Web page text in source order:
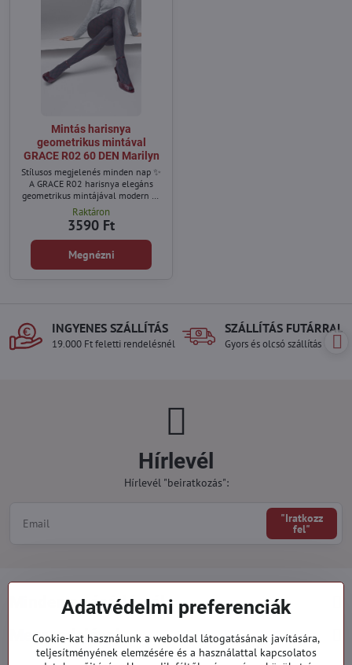
Mintás harisnya
geometrikus mintával
GRACE R02 60 DEN Marilyn
Stílusos megjelenés minden nap ✨
A GRACE R02 harisnya elegáns
geometrikus mintájával modern és
időtálló megjelenést biztosít.
Ideális választás hűvösebb napokra,
amikor a kényelem és a stílus
egyaránt fontos.
Raktáron
3590 Ft
Megnézni
INGYENES SZÁLLÍTÁS
19.000 Ft feletti rendelésnél
SZÁLLÍTÁS FUTÁRRAL
Gyors és olcsó szállítás
Hírlevél
Hírlevél "beiratkozás":
"Iratkozz
fel"
Minden a vásárlásról
Megrendelések
Adatvédelmi preferenciák
Cookie-kat használunk a weboldal látogatásának javítására,
teljesítményének elemzésére és a használattal kapcsolatos